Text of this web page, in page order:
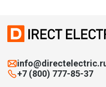
+7 (800) 777-85-37